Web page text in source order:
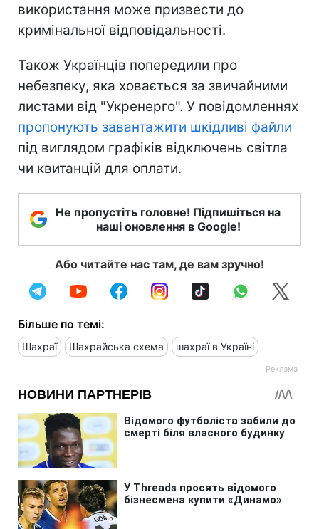
використання може призвести до
кримінальної відповідальності.
Також Українців попередили про
небезпеку, яка ховається за звичайними
листами від "Укренерго". У повідомленнях
пропонують завантажити шкідливі файли
під виглядом графіків відключень світла
чи квитанцій для оплати.
Не пропустіть головне! Підпишіться на
наші оновлення в Google!
Або читайте нас там, де вам зручно!
Більше по темі:
Шахраї Шахрайська схема шахраї в Україні